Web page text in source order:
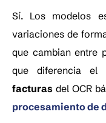
Sí. Los modelos
variaciones de
que cambian entre
que diferencia el
facturas del OCR
procesamiento de